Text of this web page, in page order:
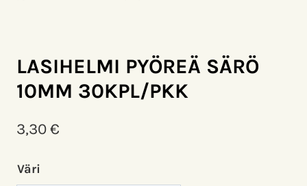
LASIHELMI PYÖREÄ SÄRÖ
10MM 30KPL/PKK
3,30€
Väri